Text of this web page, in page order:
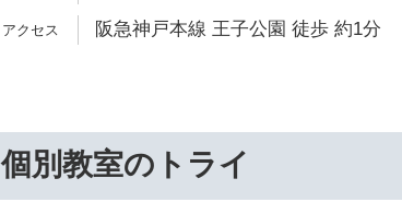
阪急神戸本線 王子公園 徒歩 約1分
個別教室のトライ